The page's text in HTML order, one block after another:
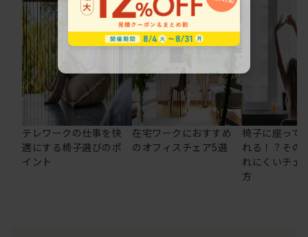
テレワークの仕事を快
適にする椅子選びのポ
イント
在宅ワークにおすすめ
のオフィスチェア5選
椅子に座って
れる！？その
れにくいチェ
方